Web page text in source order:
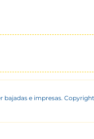
e impresas.